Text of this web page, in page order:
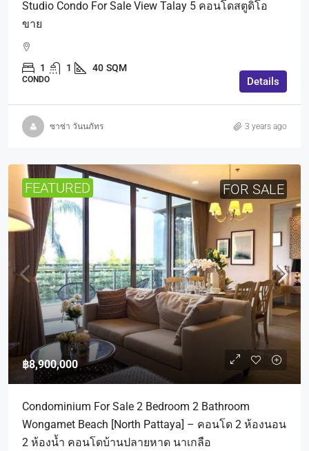
Studio Condo For Sale View Talay 5 คอนโดสตูดิโอ
ขาย
1 1 40 SQM
CONDO Details
ซาซ่า วันนภัทร 3 years ago
FEATURED FOR SALE
฿8,900,000
Condominium For Sale 2 Bedroom 2 Bathroom
Wongamet Beach [North Pattaya] – คอนโด 2 ห้องนอน
2 ห้องน้ำ คอนโดบ้านปลายหาด นาเกลือ